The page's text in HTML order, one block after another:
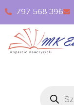
797 568 396